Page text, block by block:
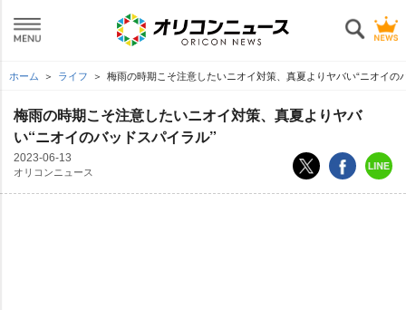
ホーム ライフ 梅雨の時期こそ注意したいニオイ対策、真夏よりヤバい“ニオイの
梅雨の時期こそ注意したいニオイ対策、真夏よりヤバ
い“ニオイのバッドスパイラル”
2023-06-13
オリコンニュース